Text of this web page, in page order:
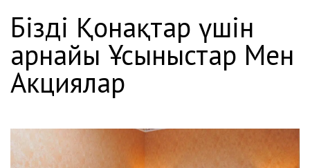
Біздің Қонақтар үшін
арнайы Ұсыныстар Мен
Акциялар